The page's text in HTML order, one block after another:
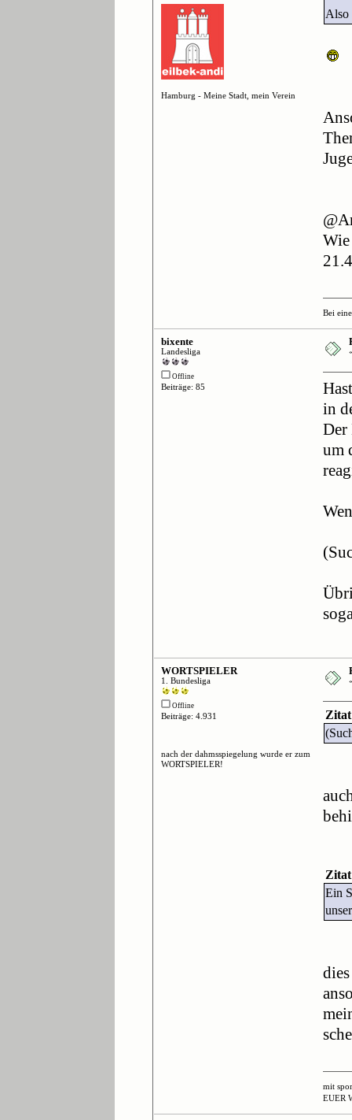
Hamburg - Meine Stadt, mein Verein
Also
Bei
bixente
Landesliga
Offline
Beiträge: 85
in
Der
um
WORTSPIELER
1. Bundesliga
Offline
Beiträge: 4.931
nach der dahmsspiegelung wurde er zum
WORTSPIELER!
Zitat
Zitat
Ein
mit
EUER